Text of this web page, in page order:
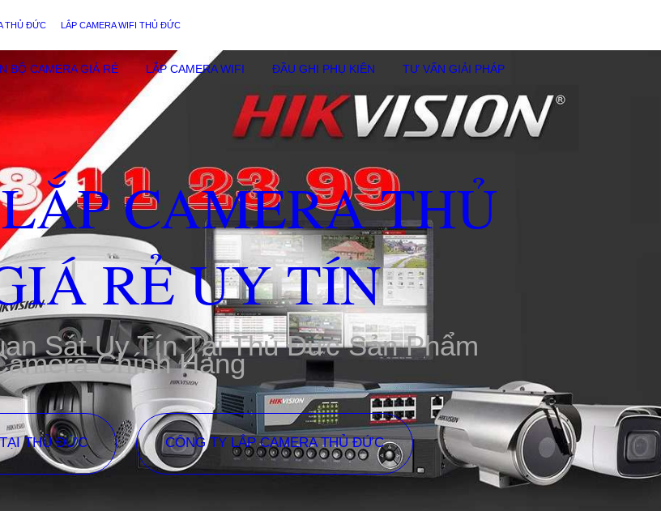
THỦ ĐỨC LẮP CAMERA WIFI THỦ ĐỨC
BỘ CAMERA GIÁ RẺ LẮP CAMERA WIFI ĐẦU GHI PHỤ KIÊN TƯ VẤN GIẢI PHÁP
CAMERA THỦ
RẺ UY TÍN
Sát Uy Tín Tại Thủ Đức Sản Phẩm
Chính Hãng
THỦ ĐỨC CÔNG TY LẮP CAMERA THỦ ĐỨC